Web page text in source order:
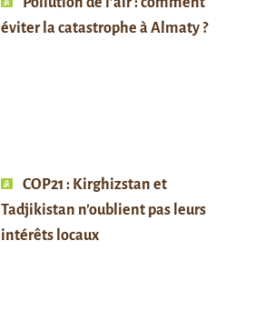
éviter la catastrophe à Almaty ?
COP21 : Kirghizstan et
Tadjikistan n’oublient pas leurs
intérêts locaux